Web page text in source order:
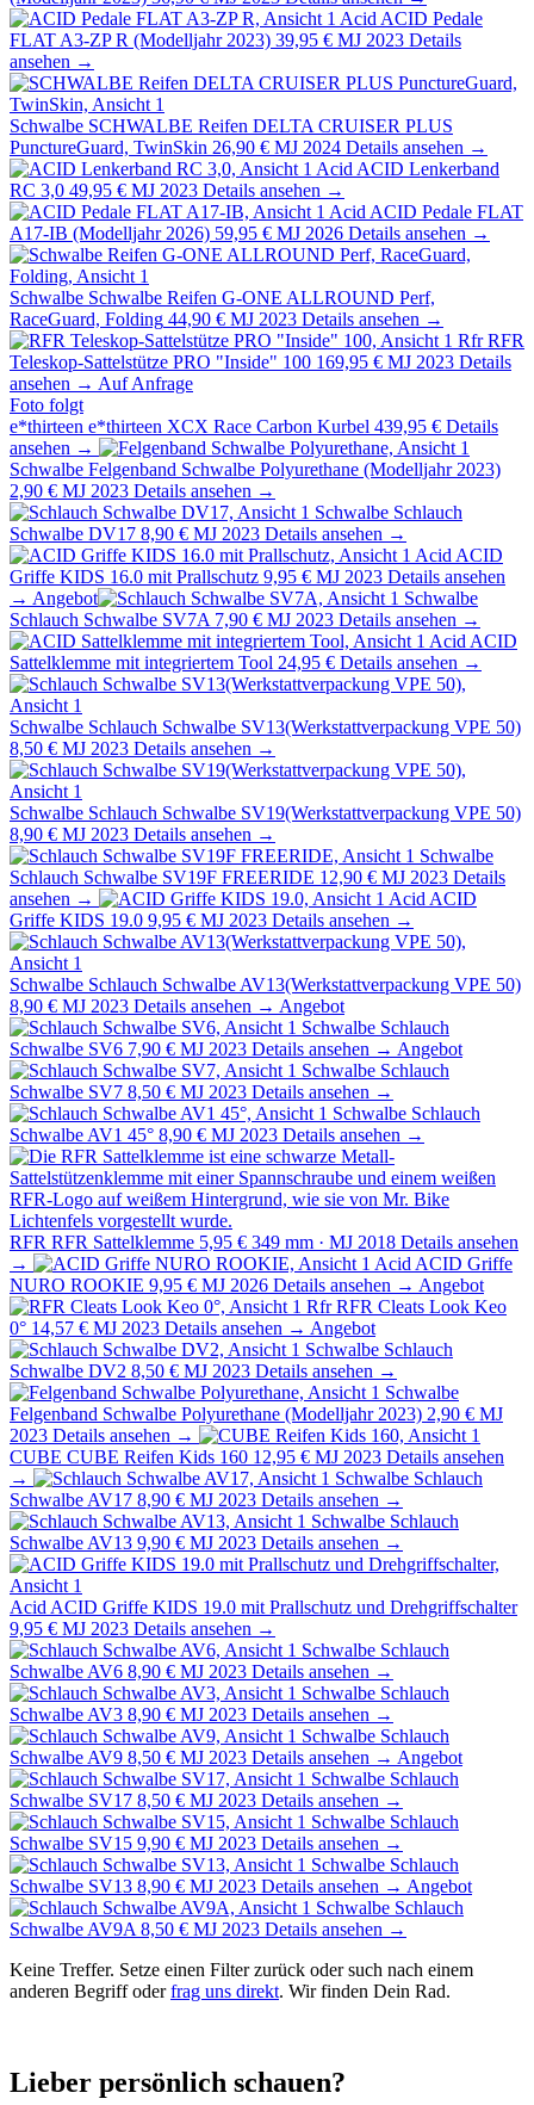
Acid ACID Pedale
FLAT A3-ZP R (Modelljahr 2023) 39,95 € MJ 2023 Details
ansehen →
Schwalbe SCHWALBE Reifen DELTA CRUISER PLUS
PunctureGuard, TwinSkin 26,90 € MJ 2024 Details ansehen →
Acid ACID Lenkerband
RC 3,0 49,95 € MJ 2023 Details ansehen →
Acid ACID Pedale FLAT
A17-IB (Modelljahr 2026) 59,95 € MJ 2026 Details ansehen →
Schwalbe Schwalbe Reifen G-ONE ALLROUND Perf,
RaceGuard, Folding 44,90 € MJ 2023 Details ansehen →
Rfr RFR
Teleskop-Sattelstütze PRO "Inside" 100 169,95 € MJ 2023 Details
ansehen → Auf Anfrage
Foto folgt
e*thirteen e*thirteen XCX Race Carbon Kurbel 439,95 € Details
ansehen →
Schwalbe Felgenband Schwalbe Polyurethane (Modelljahr 2023)
2,90 € MJ 2023 Details ansehen →
Schwalbe Schlauch
Schwalbe DV17 8,90 € MJ 2023 Details ansehen →
Acid ACID
Griffe KIDS 16.0 mit Prallschutz 9,95 € MJ 2023 Details ansehen
→ Angebot
Schwalbe
Schlauch Schwalbe SV7A 7,90 € MJ 2023 Details ansehen →
Acid ACID
Sattelklemme mit integriertem Tool 24,95 € Details ansehen →
Schwalbe Schlauch Schwalbe SV13(Werkstattverpackung VPE 50)
8,50 € MJ 2023 Details ansehen →
Schwalbe Schlauch Schwalbe SV19(Werkstattverpackung VPE 50)
8,90 € MJ 2023 Details ansehen →
Schwalbe
Schlauch Schwalbe SV19F FREERIDE 12,90 € MJ 2023 Details
ansehen →
Acid ACID
Griffe KIDS 19.0 9,95 € MJ 2023 Details ansehen →
Schwalbe Schlauch Schwalbe AV13(Werkstattverpackung VPE 50)
8,90 € MJ 2023 Details ansehen → Angebot
Schwalbe Schlauch
Schwalbe SV6 7,90 € MJ 2023 Details ansehen → Angebot
Schwalbe Schlauch
Schwalbe SV7 8,50 € MJ 2023 Details ansehen →
Schwalbe Schlauch
Schwalbe AV1 45° 8,90 € MJ 2023 Details ansehen →
RFR RFR Sattelklemme 5,95 € 349 mm · MJ 2018 Details ansehen
→
Acid ACID Griffe
NURO ROOKIE 9,95 € MJ 2026 Details ansehen → Angebot
Rfr RFR Cleats Look Keo
0° 14,57 € MJ 2023 Details ansehen → Angebot
Schwalbe Schlauch
Schwalbe DV2 8,50 € MJ 2023 Details ansehen →
Schwalbe
Felgenband Schwalbe Polyurethane (Modelljahr 2023) 2,90 € MJ
2023 Details ansehen →
CUBE CUBE Reifen Kids 160 12,95 € MJ 2023 Details ansehen
→
Schwalbe Schlauch
Schwalbe AV17 8,90 € MJ 2023 Details ansehen →
Schwalbe Schlauch
Schwalbe AV13 9,90 € MJ 2023 Details ansehen →
Acid ACID Griffe KIDS 19.0 mit Prallschutz und Drehgriffschalter
9,95 € MJ 2023 Details ansehen →
Schwalbe Schlauch
Schwalbe AV6 8,90 € MJ 2023 Details ansehen →
Schwalbe Schlauch
Schwalbe AV3 8,90 € MJ 2023 Details ansehen →
Schwalbe Schlauch
Schwalbe AV9 8,50 € MJ 2023 Details ansehen → Angebot
Schwalbe Schlauch
Schwalbe SV17 8,50 € MJ 2023 Details ansehen →
Schwalbe Schlauch
Schwalbe SV15 9,90 € MJ 2023 Details ansehen →
Schwalbe Schlauch
Schwalbe SV13 8,90 € MJ 2023 Details ansehen → Angebot
Schwalbe Schlauch
Schwalbe AV9A 8,50 € MJ 2023 Details ansehen →
Keine Treffer. Setze einen Filter zurück oder such nach einem
anderen Begriff oderfrag uns direkt. Wir finden Dein Rad.
Lieber persönlich schauen?